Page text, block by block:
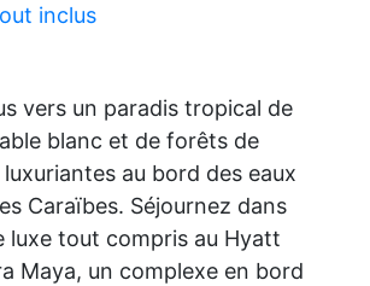
inclus
vers un paradis tropical de
blanc et de forêts de
au bord des eaux
Caraïbes. Séjournez dans
luxe tout compris au Hyatt
Maya, un complexe en bord